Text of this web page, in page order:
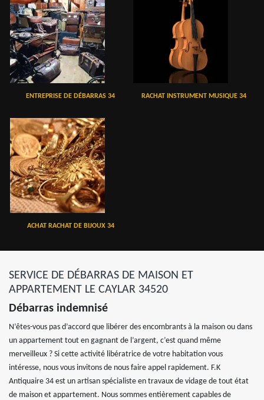
ENTREPRISE DE DÉBARRAS 34 RACHAT INSTRUMENT MUSIQUE 34
ACHAT RACHAT DE BIJOUX 34
SERVICE DE DÉBARRAS DE MAISON ET
APPARTEMENT LE CAYLAR 34520
Débarras indemnisé
N’êtes-vous pas d’accord que libérer des encombrants à la maison ou dans
un appartement tout en gagnant de l’argent, c’est quand même
merveilleux ? Si cette activité libératrice de votre habitation vous
intéresse, nous vous invitons de nous faire appel rapidement. F.K
Antiquaire 34 est un artisan spécialiste en travaux de vidage de tout état
de maison et appartement. Nous sommes entièrement capables de